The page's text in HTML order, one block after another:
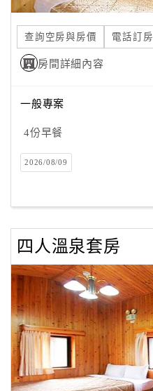
合
作
提
案
店
作
商
合
作
旅
伴
計
劃
查詢空房與房價 電話訂房
房間詳細內容
一般專案
4份早餐
2026/08/09
四人溫泉套房